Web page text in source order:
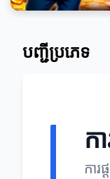
បញ្ជីប្រភេទ
ក
កា